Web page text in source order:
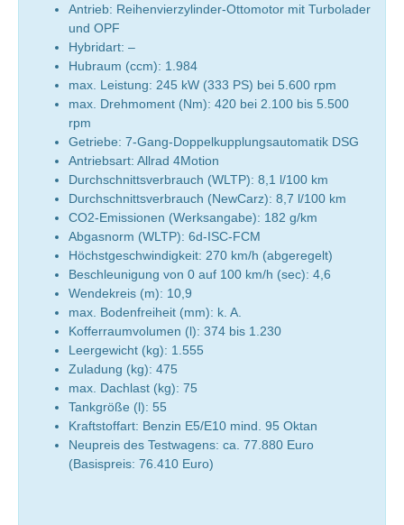
Antrieb: Reihenvierzylinder-Ottomotor mit Turbolader
und OPF
Hybridart: –
Hubraum (ccm): 1.984
max. Leistung: 245 kW (333 PS) bei 5.600 rpm
max. Drehmoment (Nm): 420 bei 2.100 bis 5.500
rpm
Getriebe: 7-Gang-Doppelkupplungsautomatik DSG
Antriebsart: Allrad 4Motion
Durchschnittsverbrauch (WLTP): 8,1 l/100 km
Durchschnittsverbrauch (NewCarz): 8,7 l/100 km
CO2-Emissionen (Werksangabe): 182 g/km
Abgasnorm (WLTP): 6d-ISC-FCM
Höchstgeschwindigkeit: 270 km/h (abgeregelt)
Beschleunigung von 0 auf 100 km/h (sec): 4,6
Wendekreis (m): 10,9
max. Bodenfreiheit (mm): k. A.
Kofferraumvolumen (l): 374 bis 1.230
Leergewicht (kg): 1.555
Zuladung (kg): 475
max. Dachlast (kg): 75
Tankgröße (l): 55
Kraftstoffart: Benzin E5/E10 mind. 95 Oktan
Neupreis des Testwagens: ca. 77.880 Euro
(Basispreis: 76.410 Euro)